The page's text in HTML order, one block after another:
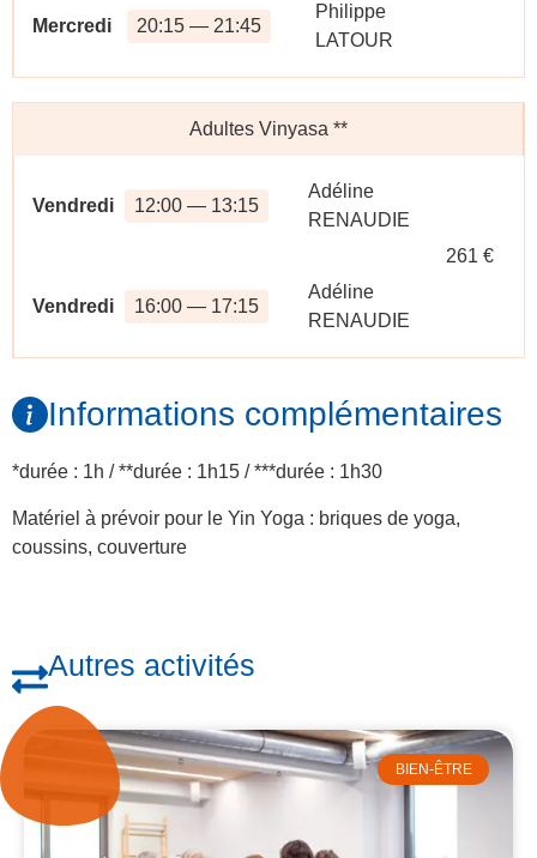
Mercredi 20:15 — 21:45
Philippe
LATOUR
Adultes Vinyasa **
Vendredi 12:00 — 13:15
Adéline
RENAUDIE
Vendredi 16:00 — 17:15
Adéline
RENAUDIE
261 €
Informations complémentaires
*durée : 1h / **durée : 1h15 / ***durée : 1h30
Matériel à prévoir pour le Yin Yoga : briques de yoga,
coussins, couverture
Autres activités
BIEN-ÊTRE